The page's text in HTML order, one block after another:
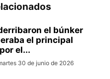
el búnker
el principal
el...
30 de junio de 2026